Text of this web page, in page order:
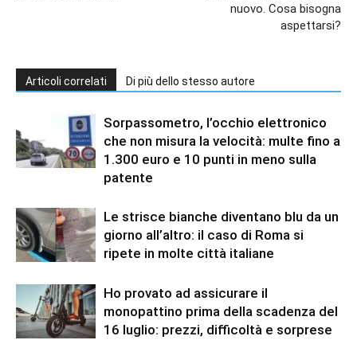
nuovo. Cosa bisogna
aspettarsi?
Articoli correlati Di più dello stesso autore
Sorpassometro, l’occhio elettronico
che non misura la velocità: multe fino a
1.300 euro e 10 punti in meno sulla
patente
Le strisce bianche diventano blu da un
giorno all’altro: il caso di Roma si
ripete in molte città italiane
Ho provato ad assicurare il
monopattino prima della scadenza del
16 luglio: prezzi, difficoltà e sorprese